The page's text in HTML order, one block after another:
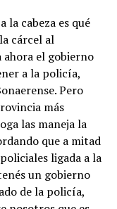
la cabeza es qué
cárcel al
ahora el gobierno
a la policía,
Pero
más
las maneja la
que a mitad
ligada a la
un gobierno
de la policía,